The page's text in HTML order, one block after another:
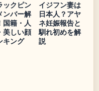
ックピン
ンバー解
国籍・人
美しい顔
キング
イジフン妻は
日本人？アヤ
ネ妊娠報告と
馴れ初めを解
説